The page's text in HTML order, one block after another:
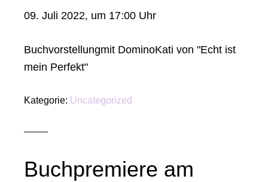
09. Juli 2022, um 17:00 Uhr
Buchvorstellungmit DominoKati von "Echt ist
mein Perfekt"
Kategorie: Uncategorized
Buchpremiere am